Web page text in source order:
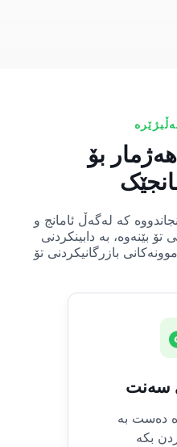
بۆ
کە لەگەڵ ئامانج و
تۆ بێنەوە، بە دابینکردنی
بازرگانیکردنی تۆ
سەنت
دەست بە
بکە